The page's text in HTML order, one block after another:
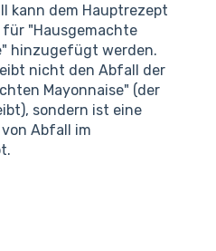
kann dem Hauptrezept
für "Hausgemachte
hinzugefügt werden.
nicht den Abfall der
Mayonnaise" (der
sondern ist eine
Abfall im